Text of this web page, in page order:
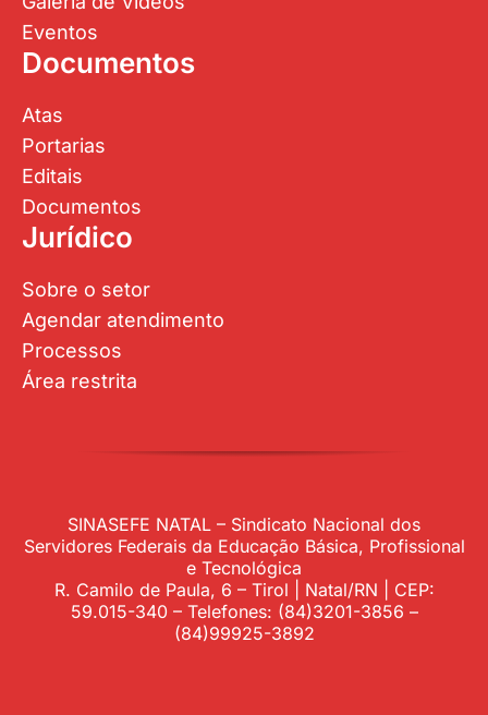
Eventos
Documentos
Atas
Portarias
Editais
Documentos
Jurídico
Sobre o setor
Agendar atendimento
Processos
Área restrita
SINASEFE NATAL – Sindicato Nacional dos
Servidores Federais da Educação Básica, Profissional
e Tecnológica
R. Camilo de Paula, 6 – Tirol | Natal/RN | CEP:
59.015-340 – Telefones: (84)3201-3856 –
(84)99925-3892